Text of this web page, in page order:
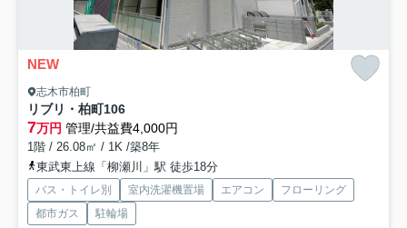
NEW
志木市柏町
リブリ・柏町106
7万円 管理/共益費4,000円
1階 / 26.08㎡ / 1K /築8年
東武東上線「柳瀬川」駅 徒歩18分
バス・トイレ別 室内洗濯機置場 エアコン
フローリング
都市ガス
駐輪場